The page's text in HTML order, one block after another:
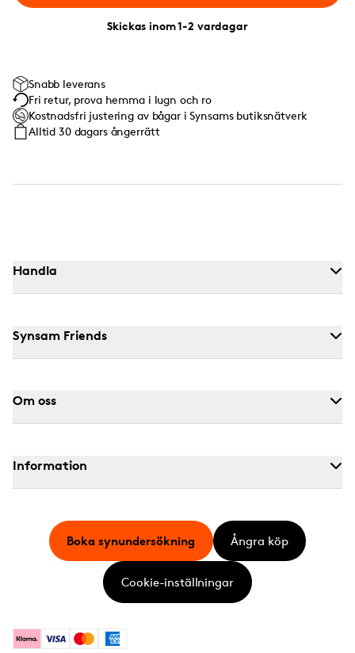
Skickas inom 1-2 vardagar
Snabb leverans
Fri retur, prova hemma i lugn och ro
Kostnadsfri justering av bågar i Synsams butiksnätverk
Alltid 30 dagars ångerrätt
Handla
Synsam Friends
Om oss
Information
KlarnaVisa MastercardAmerican Express
Boka synundersökning Ångra köp
Cookie-inställningar